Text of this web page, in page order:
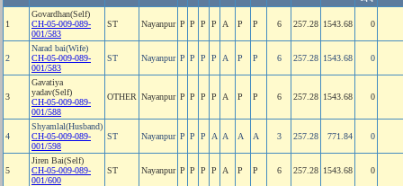
1
Govardhan(Self)
CH-05-009-089-
001/583
ST Nayanpur P P P P A P P 6 257.28 1543.68 0
2
Narad bai(Wife)
CH-05-009-089-
001/583
ST Nayanpur P P P P A P P 6 257.28 1543.68 0
3
Gavatiya
yadav(Self)
CH-05-009-089-
001/588
OTHER Nayanpur P P P P A P P 6 257.28 1543.68 0
4
Shyamlal(Husband)
CH-05-009-089-
001/598
ST Nayanpur P P P A A A A 3 257.28 771.84 0
5
Jiren Bai(Self)
CH-05-009-089-
001/600
ST Nayanpur P P P P A P P 6 257.28 1543.68 0